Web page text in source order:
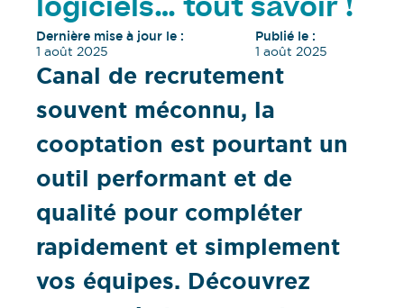
logiciels… tout savoir !
Dernière mise à jour le :
1 août 2025
Publié le :
1 août 2025
Canal de recrutement
souvent méconnu, la
cooptation est pourtant un
outil performant et de
qualité pour compléter
rapidement et simplement
vos équipes. Découvrez